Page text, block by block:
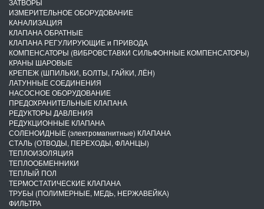
ЗАТВОРЫ
ИЗМЕРИТЕЛЬНОЕ ОБОРУДОВАНИЕ
КАНАЛИЗАЦИЯ
КЛАПАНА ОБРАТНЫЕ
КЛАПАНА РЕГУЛИРУЮЩИЕ и ПРИВОДА
КОМПЕНСАТОРЫ (ВИБРОВСТАВКИ СИЛЬФОННЫЕ КОМПЕНСАТОРЫ)
КРАНЫ ШАРОВЫЕ
КРЕПЕЖ (ШПИЛЬКИ, БОЛТЫ, ГАЙКИ, ЛЁН)
ЛАТУННЫЕ СОЕДИНЕНИЯ
НАСОСНОЕ ОБОРУДОВАНИЕ
ПРЕДОХРАНИТЕЛЬНЫЕ КЛАПАНА
РЕДУКТОРЫ ДАВЛЕНИЯ
РЕДУКЦИОННЫЕ КЛАПАНА
СОЛЕНОИДНЫЕ (электромагнитные) КЛАПАНА
СТАЛЬ (ОТВОДЫ, ПЕРЕХОДЫ, ФЛАНЦЫ)
ТЕПЛОИЗОЛЯЦИЯ
ТЕПЛООБМЕННИКИ
ТЕПЛЫЙ ПОЛ
ТЕРМОСТАТИЧЕСКИЕ КЛАПАНА
ТРУБЫ (ПОЛИМЕРНЫЕ, МЕДЬ, НЕРЖАВЕЙКА)
ФИЛЬТРА